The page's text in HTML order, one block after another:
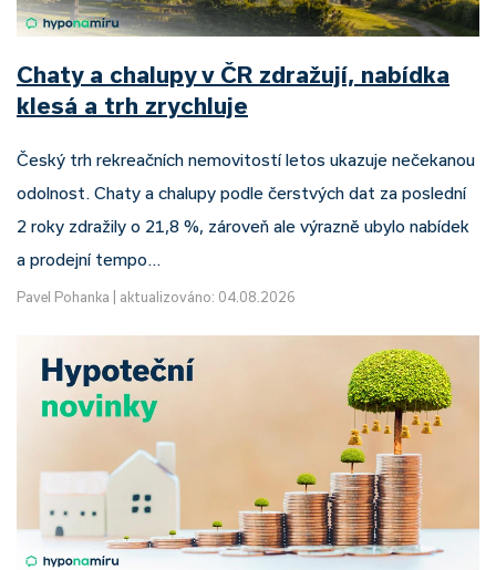
Chaty a chalupy v ČR zdražují, nabídka
klesá a trh zrychluje
Český trh rekreačních nemovitostí letos ukazuje nečekanou
odolnost. Chaty a chalupy podle čerstvých dat za poslední
2 roky zdražily o 21,8 %, zároveň ale výrazně ubylo nabídek
a prodejní tempo…
Pavel Pohanka aktualizováno: 04.08.2026